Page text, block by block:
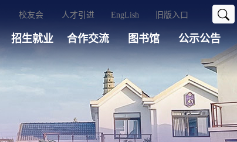
招生就业 合作交流 图书馆 公示公告
校友会 人才引进 EngLish 旧版入口